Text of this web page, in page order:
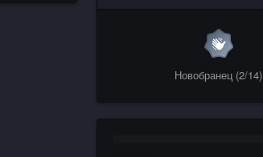
Новобранец (2/14)